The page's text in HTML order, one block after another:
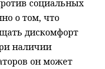
социальных
о том, что
дискомфорт
наличии
он может